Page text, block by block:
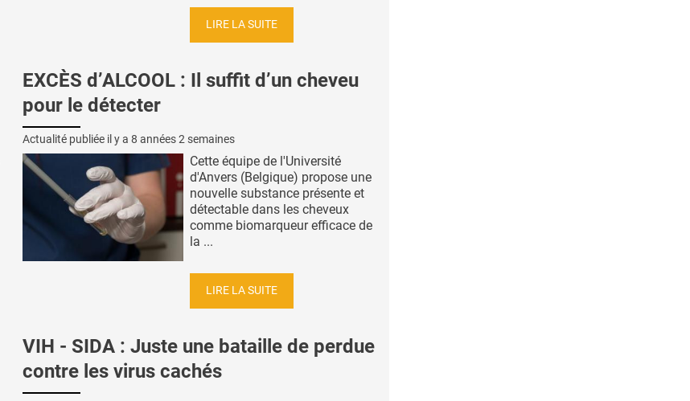
LIRE LA SUITE
EXCÈS d’ALCOOL : Il suffit d’un cheveu
pour le détecter
Actualité publiée il y a 8 années 2 semaines
Cette équipe de l'Université
d'Anvers (Belgique) propose une
nouvelle substance présente et
détectable dans les cheveux
comme biomarqueur efficace de
la ...
LIRE LA SUITE
VIH - SIDA : Juste une bataille de perdue
contre les virus cachés